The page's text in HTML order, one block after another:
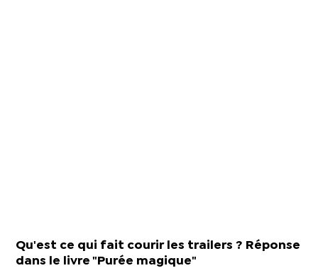
Qu'est ce qui fait courir les trailers ? Réponse
dans le livre "Purée magique"